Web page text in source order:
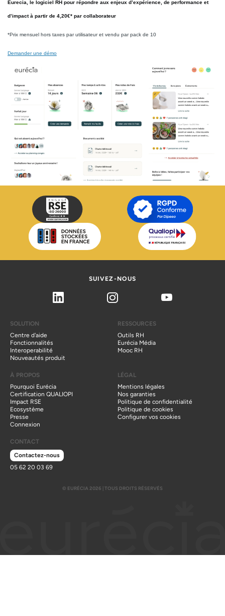
Eurecia , le logiciel RH pour répondre aux enjeux d’expérience, de performance et
d’impact à partir de 4,20€* par collaborateur
*Prix mensuel hors taxes par utilisateur et vendu par pack de 10
Demander une démo
SUIVEZ-NOUS
Instagram Youtube
SOLUTION
Centre d'aide
Fonctionnalités
Interoperabilité
Nouveautés produit
RESSOURCES
Outils RH
Eurécia Média
Mooc RH
À PROPOS
Pourquoi Eurécia
Certification QUALIOPI
Impact RSE
Ecosystème
Presse
Connexion
LÉGAL
Mentions légales
Nos garanties
Politique de confidentialité
Politique de cookies
Configurer vos cookies
CONTACT
Contactez-nous
05 62 20 03 69
© EURÉCIA 2026 | TOUS DROITS RÉSERVÉS